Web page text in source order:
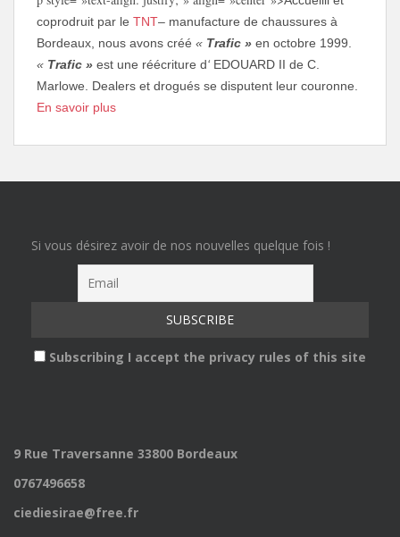
coprodruit par le TNT– manufacture de chaussures à
Bordeaux, nous avons créé « Trafic » en octobre 1999.
« Trafic » est une réécriture d‘ EDOUARD II de C.
Marlowe. Dealers et drogués se disputent leur couronne.
En savoir plus
Si vous désirez avoir de nos nouvelles quelque fois !
Subscribing I accept the privacy rules of this site
9 Rue Traversanne 33800 Bordeaux
0767496658
ciediesirae@free.fr